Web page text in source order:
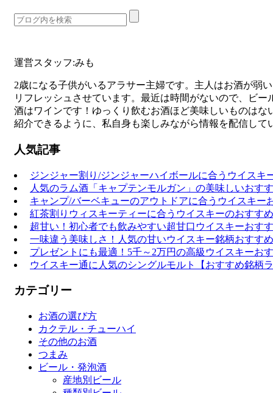
運営スタッフ:みも
2歳になる子供がいるアラサー主婦です。主人はお酒が弱
リフレッシュさせています。最近は時間がないので、ビ
酒はワインです！ゆっくり飲むお酒ほど美味しいものは
紹介できるように、私自身も楽しみながら情報を配信して
人気記事
ジンジャー割り/ジンジャーハイボールに合うウイスキ
人気のラム酒「キャプテンモルガン」の美味しいおす
キャンプ/バーベキューのアウトドアに合うウイスキー
紅茶割りウィスキーティーに合うウイスキーのおすす
超甘い！初心者でも飲みやすい超甘口ウイスキーおす
一味違う美味しさ！人気の甘いウイスキー銘柄おすす
プレゼントにも最適！5千～2万円の高級ウイスキーお
ウイスキー通に人気のシングルモルト【おすすめ銘柄
カテゴリー
お酒の選び方
カクテル・チューハイ
その他のお酒
つまみ
ビール・発泡酒
産地別ビール